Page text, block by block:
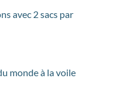
avec 2 sacs par
monde à la voile